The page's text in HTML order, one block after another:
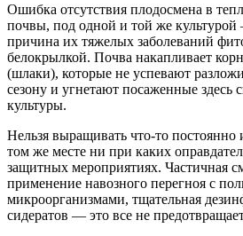
Ошибка отсутствия плодосмена в
почвы, под одной и той же
причина их тяжелых заболеваний
белокрылкой. Почва накапливает
(шлаки), которые не успевают
сезону и угнетают посаженные здесь
культуры.
Нельзя выращивать что-то постоянно
том же месте ни при каких
защитных мероприятиях. Частичная
применение навозного перегноя с
микроорганизмами, тщательная
сидератов — это все не